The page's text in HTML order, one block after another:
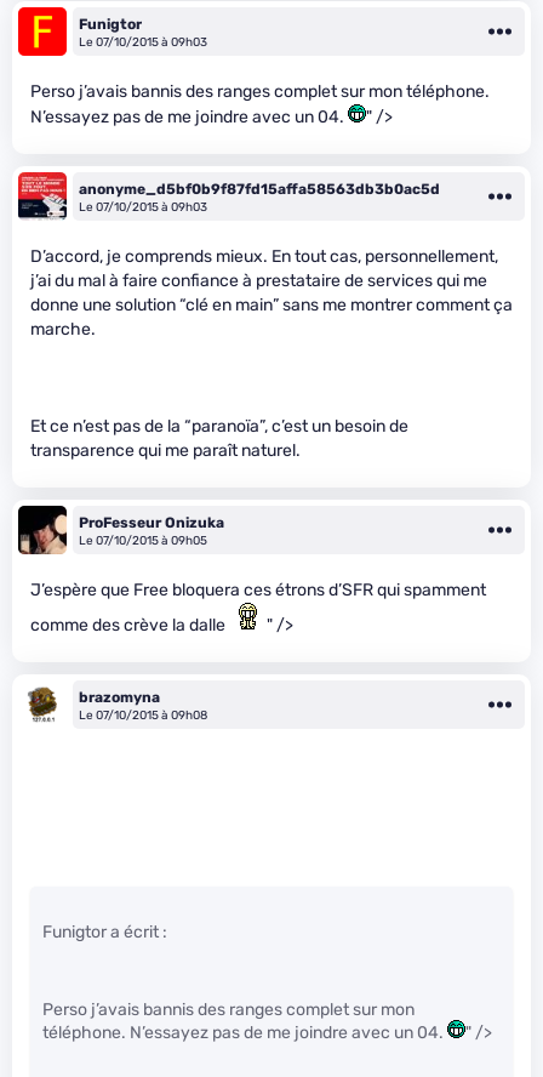
Funigtor
Le 07/10/2015 à 09h03
Perso j’avais bannis des ranges complet sur mon téléphone.
N’essayez pas de me joindre avec un 04.
" />
anonyme_d5bf0b9f87fd15affa58563db3b0ac5d
Le 07/10/2015 à 09h03
D’accord, je comprends mieux. En tout cas, personnellement,
j’ai du mal à faire confiance à prestataire de services qui me
donne une solution “clé en main” sans me montrer comment ça
marche.
Et ce n’est pas de la “paranoïa”, c’est un besoin de
transparence qui me paraît naturel.
ProFesseur Onizuka
Le 07/10/2015 à 09h05
J’espère que Free bloquera ces étrons d’SFR qui spamment
comme des crève la dalle
" />
brazomyna
Le 07/10/2015 à 09h08
Funigtor a écrit :
Perso j’avais bannis des ranges complet sur mon
téléphone. N’essayez pas de me joindre avec un 04.
" />